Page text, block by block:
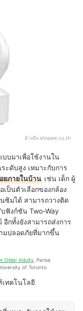
อ้างอิง:shopee.co.th
บมาเพื่อใช้งานใน
ดับสูง เหมาะกับการ
ยภายในบ้าน เช่น เด็ก ผู้
เป็นตัวเลือกของกล้อง
ซิมได้ สามารถวางติด
ฟังก์ชัน Two-Way
กทั้งยังสามารถส่งการ
มปลอดภัยที่มากขึ้น
Older Adults , Parisa
of Toronto
ทคโนโลยี